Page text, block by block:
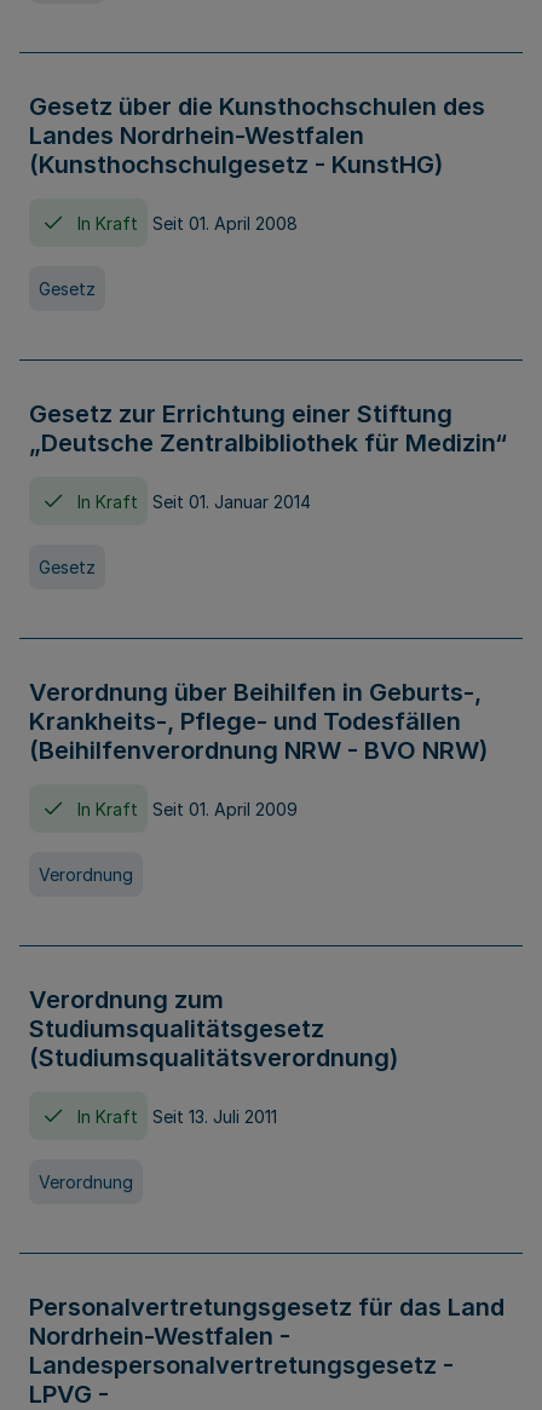
Gesetz über die Kunsthochschulen des
Landes Nordrhein-Westfalen
(Kunsthochschulgesetz - KunstHG)
In Kraft Seit 01. April 2008
Gesetz
Gesetz zur Errichtung einer Stiftung
„Deutsche Zentralbibliothek für Medizin“
In Kraft Seit 01. Januar 2014
Gesetz
Verordnung über Beihilfen in Geburts-,
Krankheits-, Pflege- und Todesfällen
(Beihilfenverordnung NRW - BVO NRW)
In Kraft Seit 01. April 2009
Verordnung
Verordnung zum
Studiumsqualitätsgesetz
(Studiumsqualitätsverordnung)
In Kraft Seit 13. Juli 2011
Verordnung
Personalvertretungsgesetz für das Land
Nordrhein-Westfalen -
Landespersonalvertretungsgesetz -
LPVG -